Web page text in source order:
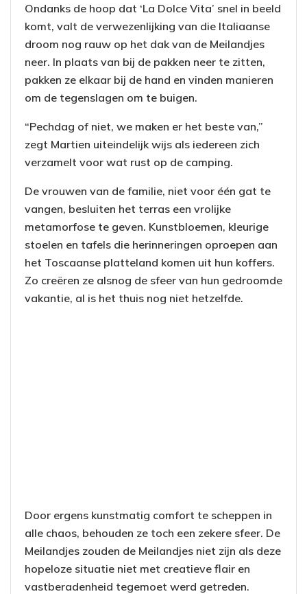
Ondanks de hoop dat ‘La Dolce Vita’ snel in beeld
komt, valt de verwezenlijking van die Italiaanse
droom nog rauw op het dak van de Meilandjes
neer. In plaats van bij de pakken neer te zitten,
pakken ze elkaar bij de hand en vinden manieren
om de tegenslagen om te buigen.
“Pechdag of niet, we maken er het beste van,”
zegt Martien uiteindelijk wijs als iedereen zich
verzamelt voor wat rust op de camping.
De vrouwen van de familie, niet voor één gat te
vangen, besluiten het terras een vrolijke
metamorfose te geven. Kunstbloemen, kleurige
stoelen en tafels die herinneringen oproepen aan
het Toscaanse platteland komen uit hun koffers.
Zo creëren ze alsnog de sfeer van hun gedroomde
vakantie, al is het thuis nog niet hetzelfde.
Door ergens kunstmatig comfort te scheppen in
alle chaos, behouden ze toch een zekere sfeer. De
Meilandjes zouden de Meilandjes niet zijn als deze
hopeloze situatie niet met creatieve flair en
vastberadenheid tegemoet werd getreden.